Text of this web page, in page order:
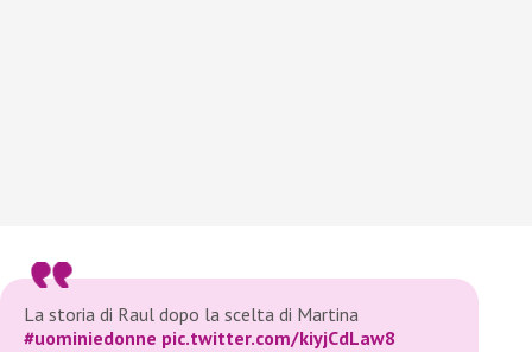
La storia di Raul dopo la scelta di Martina
#uominiedonne pic.twitter.com/kiyjCdLaw8